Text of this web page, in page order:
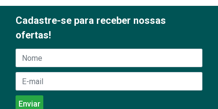
Cadastre-se para receber nossas
ofertas!